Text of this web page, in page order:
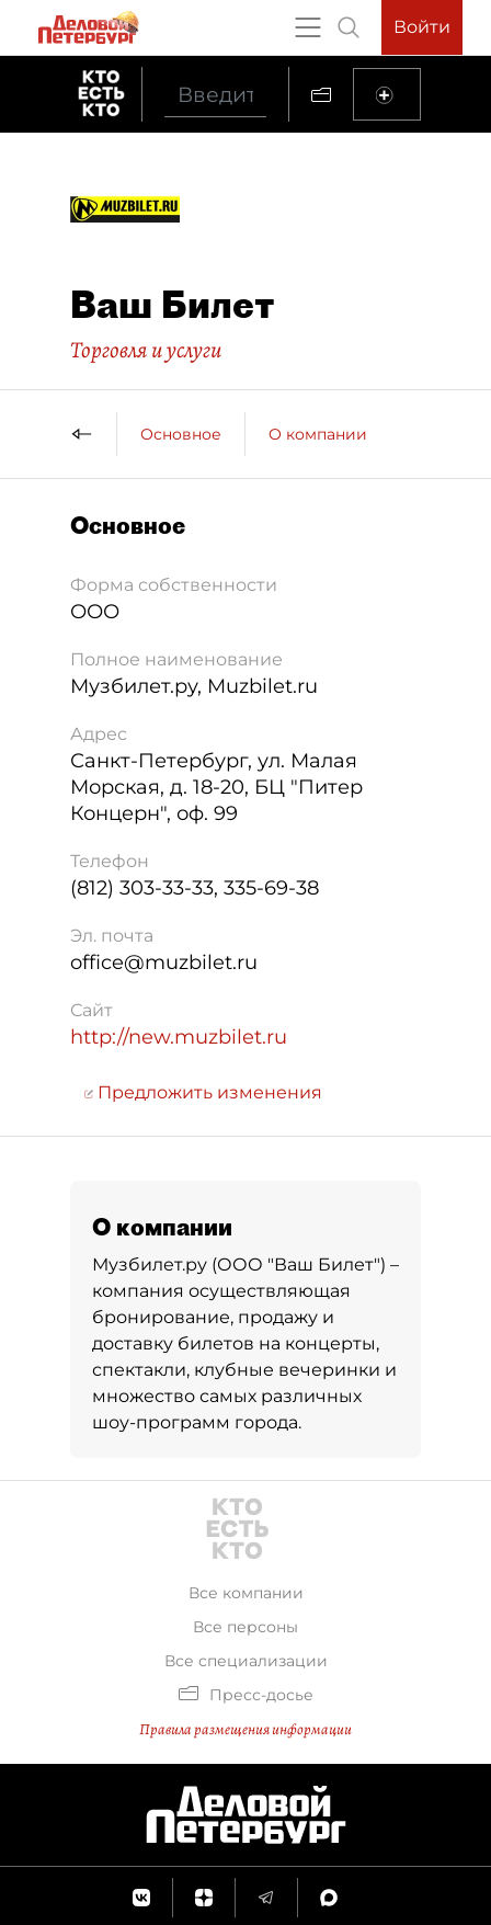
Войти
Ваш Билет
Торговля и услуги
Основное О компании
Основное
Форма собственности
ООО
Полное наименование
Музбилет.ру, Muzbilet.ru
Адрес
Санкт-Петербург, ул. Малая
Морская, д. 18-20, БЦ "Питер
Концерн", оф. 99
Телефон
(812) 303-33-33, 335-69-38
Эл. почта
office@muzbilet.ru
Сайт
http://new.muzbilet.ru
Предложить изменения
О компании
Музбилет.ру (ООО "Ваш Билет") –
компания осуществляющая
бронирование, продажу и
доставку билетов на концерты,
спектакли, клубные вечеринки и
множество самых различных
шоу-программ города.
Все компании
Все персоны
Все специализации
Пресс-досье
Правила размещения информации